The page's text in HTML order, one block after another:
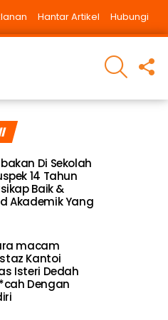
Hantar Artikel Hubungi
SEARCH
Di Sekolah
14 Tahun
Baik &
Akademik Yang
macam
Kantoi
Isteri Dedah
Dengan